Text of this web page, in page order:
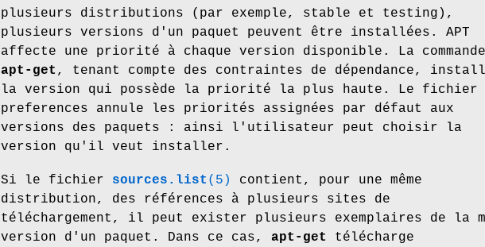
plusieurs distributions (par exemple, stable et testing),
plusieurs versions d'un paquet peuvent être installées. APT
affecte une priorité à chaque version disponible. La commande
apt-get , tenant compte des contraintes de dépendance,
la version qui possède la priorité la plus haute. Le fichier
preferences annule les priorités assignées par défaut aux
versions des paquets : ainsi l'utilisateur peut choisir la
version qu'il veut installer.
Si le fichier sources.list (5)
contient, pour une même
distribution, des références à plusieurs sites de
téléchargement, il peut exister plusieurs exemplaires de la
version d'un paquet. Dans ce cas, apt-get
télécharge